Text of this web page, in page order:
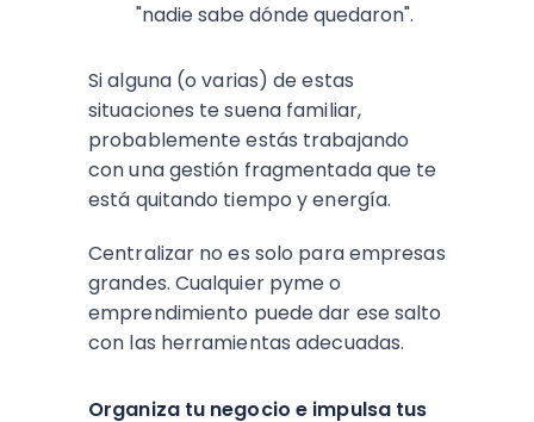
"nadie sabe dónde quedaron".
Si alguna (o varias) de estas
situaciones te suena familiar,
probablemente estás trabajando
con una gestión fragmentada que te
está quitando tiempo y energía.
Centralizar no es solo para empresas
grandes. Cualquier pyme o
emprendimiento puede dar ese salto
con las herramientas adecuadas.
Organiza tu negocio e impulsa tus